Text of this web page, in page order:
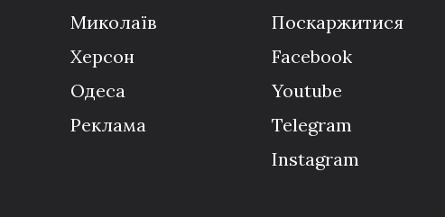
Миколаїв
Херсон
Одеса
Реклама
Поскаржитися
Facebook
Youtube
Telegram
Instagram